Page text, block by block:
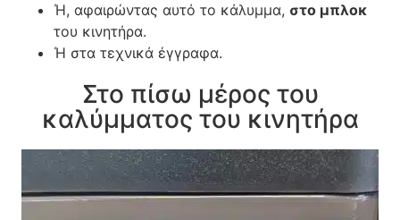
Ή, αφαιρώντας αυτό το κάλυμμα, στο μπλοκ
του κινητήρα.
Ή στα τεχνικά έγγραφα.
Στο πίσω μέρος του
καλύμματος του κινητήρα